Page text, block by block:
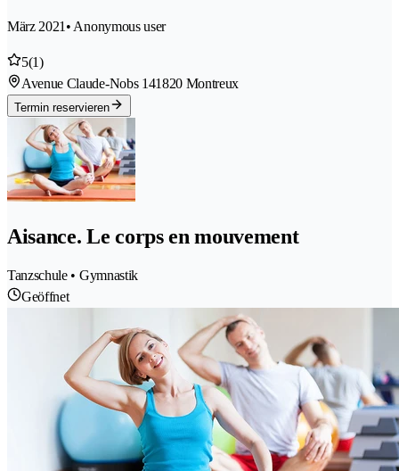
März 2021• Anonymous user
5(1)
Avenue Claude-Nobs 141820 Montreux
Termin reservieren
Aisance. Le corps en mouvement
Tanzschule • Gymnastik
Geöffnet